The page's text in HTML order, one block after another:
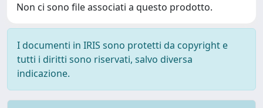
Non ci sono file associati a questo prodotto.
I documenti in IRIS sono protetti da copyright e
tutti i diritti sono riservati, salvo diversa
indicazione.